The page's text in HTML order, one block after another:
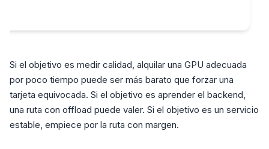
Si el objetivo es medir calidad, alquilar una GPU adecuada
por poco tiempo puede ser más barato que forzar una
tarjeta equivocada. Si el objetivo es aprender el backend,
una ruta con offload puede valer. Si el objetivo es un servicio
estable, empiece por la ruta con margen.